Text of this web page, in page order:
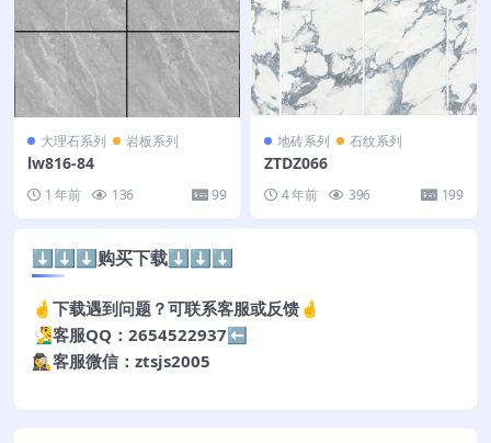
大理石系列 岩板系列
lw816-84
1 年前 136 99
地砖系列 石纹系列
ZTDZ066
4 年前 396 199
⬇️⬇️⬇️购买下载⬇️⬇️⬇️
🤞下载遇到问题？可联系客服或反馈🤞
🧏‍♂️客服QQ：2654522937⬅️
🕵️‍♀️客服微信：ztsjs2005